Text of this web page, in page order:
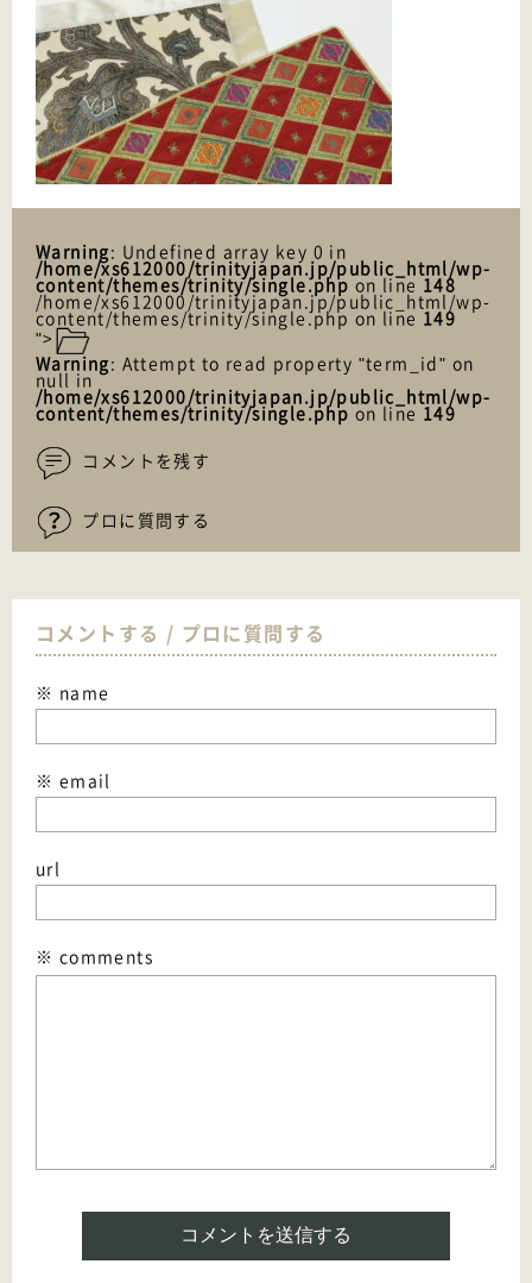
Warning: Undefined array key 0 in
/home/xs612000/trinityjapan.jp/public_html/wp-
content/themes/trinity/single.phpon line148
/home/xs612000/trinityjapan.jp/public_html/wp-
content/themes/trinity/single.php on line149
">
Warning: Attempt to read property "term_id" on
null in
/home/xs612000/trinityjapan.jp/public_html/wp-
content/themes/trinity/single.phpon line149
コメントを残す
プロに質問する
コメントする / プロに質問する
※ name
※ email
url
※ comments